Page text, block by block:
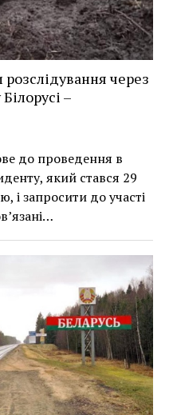
розслідування через
–
до проведення в
який стався 29
і запросити до участі